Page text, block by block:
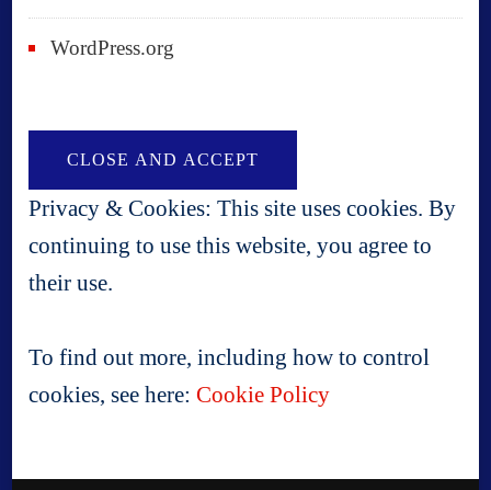
WordPress.org
Privacy & Cookies: This site uses cookies. By
continuing to use this website, you agree to
their use.
To find out more, including how to control
cookies, see here:Cookie Policy